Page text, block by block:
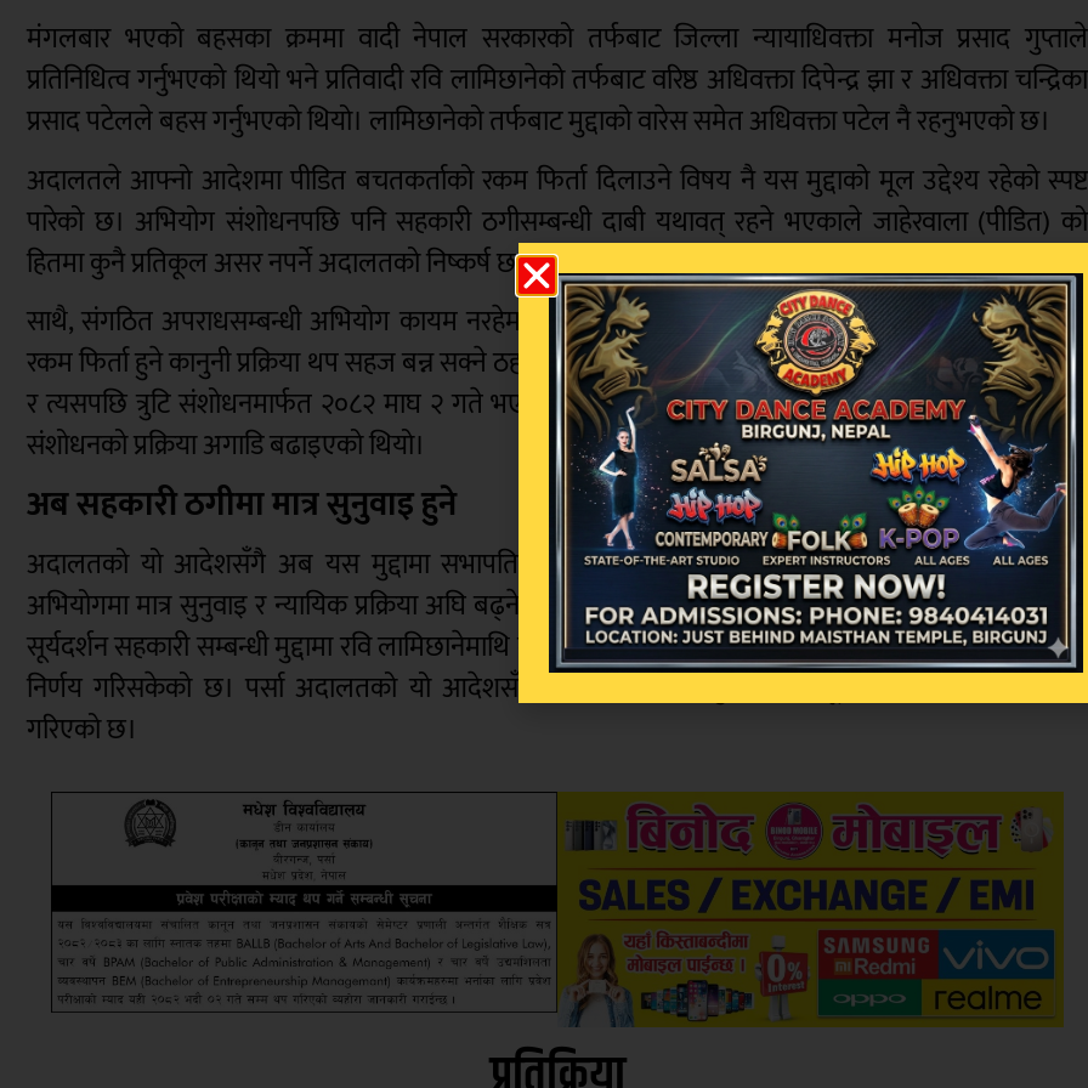
मंगलबार भएको बहसका क्रममा वादी नेपाल सरकारको तर्फबाट जिल्ला न्यायाधिवक्ता मनोज प्रसाद गुप्ताले
प्रतिनिधित्व गर्नुभएको थियो भने प्रतिवादी रवि लामिछानेको तर्फबाट वरिष्ठ अधिवक्ता दिपेन्द्र झा र अधिवक्ता चन्द्रिका
प्रसाद पटेलले बहस गर्नुभएको थियो। लामिछानेको तर्फबाट मुद्दाको वारेस समेत अधिवक्ता पटेल नै रहनुभएको छ।
अदालतले आफ्नो आदेशमा पीडित बचतकर्ताको रकम फिर्ता दिलाउने विषय नै यस मुद्दाको मूल उद्देश्य रहेको स्पष्ट
पारेको छ। अभियोग संशोधनपछि पनि सहकारी ठगीसम्बन्धी दाबी यथावत् रहने भएकाले जाहेरवाला (पीडित) को
हितमा कुनै प्रतिकूल असर नपर्ने अदालतको निष्कर्ष छ।
साथै, संगठित अपराधसम्बन्धी अभियोग कायम नरहेमा पीडित र प्रतिवादीबीच मिलापत्र हुन सक्ने तथा बचतकर्ताको
रकम फिर्ता हुने कानुनी प्रक्रिया थप सहज बन्न सक्ने ठहर समेत अदालतले गरेको छ। यसअघि मिति २०८२ पुस ३० गते
र त्यसपछि त्रुटि संशोधनमार्फत २०८२ माघ २ गते भएको निर्णय र महान्यायाधिवक्ताको निर्देशनअनुसार यो अभियोग
संशोधनको प्रक्रिया अगाडि बढाइएको थियो।
अब सहकारी ठगीमा मात्र सुनुवाइ हुने
अदालतको यो आदेशसँगै अब यस मुद्दामा सभापति लामिछानेसहितका प्रतिवादीहरूविरुद्ध सहकारी ठगीसम्बन्धी
अभियोगमा मात्र सुनुवाइ र न्यायिक प्रक्रिया अघि बढ्ने भएको छ। यसअघि कास्की जिल्ला अदालतले पनि पोखराको
सूर्यदर्शन सहकारी सम्बन्धी मुद्दामा रवि लामिछानेमाथि लगाइएको संगठित अपराधको अभियोग हटाउने यस्तै प्रकृतिको
निर्णय गरिसकेको छ। पर्सा अदालतको यो आदेशसँगै लामिछानेलाई कानुनी रूपमा ठूलो राहत मिलेको विश्लेषण
गरिएको छ।